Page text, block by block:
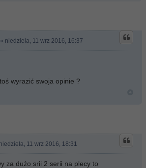
» niedziela, 11 wrz 2016, 16:37
wyrazić swoja opinie ?
11 wrz 2016, 18:31
za dużo srii 2 serii na plecy to